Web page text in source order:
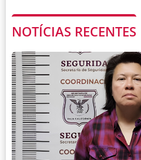
NOTÍCIAS RECENTES